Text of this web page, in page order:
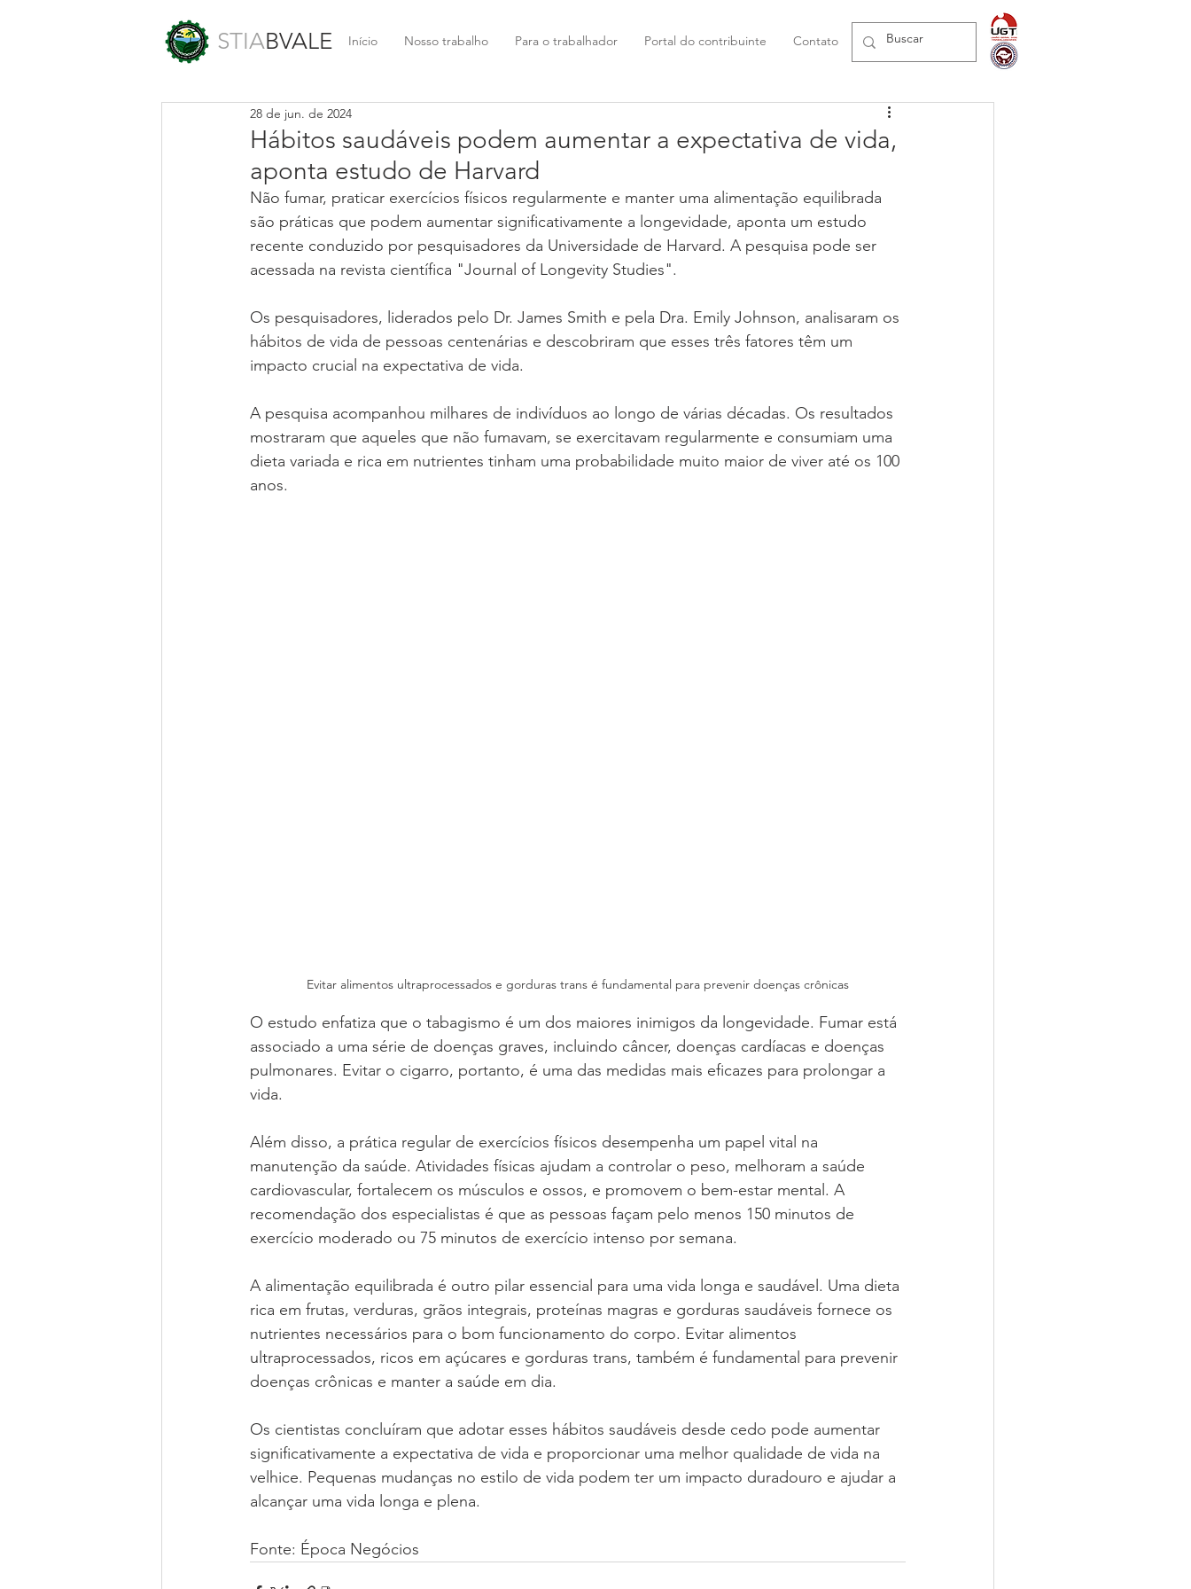
STIABVALE Início Nosso trabalho Para o trabalhador Portal do contribuinte Contato
Hábitos saudáveis podem aumentar a expectativa de vida,
aponta estudo de Harvard
28 de jun. de 2024
Não fumar, praticar exercícios físicos regularmente e manter uma alimentação equilibrada
são práticas que podem aumentar significativamente a longevidade, aponta um estudo
recente conduzido por pesquisadores da Universidade de Harvard. A pesquisa pode ser
acessada na revista científica "Journal of Longevity Studies".
Os pesquisadores, liderados pelo Dr. James Smith e pela Dra. Emily Johnson, analisaram os
hábitos de vida de pessoas centenárias e descobriram que esses três fatores têm um
impacto crucial na expectativa de vida.
A pesquisa acompanhou milhares de indivíduos ao longo de várias décadas. Os resultados
mostraram que aqueles que não fumavam, se exercitavam regularmente e consumiam uma
dieta variada e rica em nutrientes tinham uma probabilidade muito maior de viver até os 100
anos.
Evitar alimentos ultraprocessados e gorduras trans é fundamental para prevenir doenças crônicas
O estudo enfatiza que o tabagismo é um dos maiores inimigos da longevidade. Fumar está
associado a uma série de doenças graves, incluindo câncer, doenças cardíacas e doenças
pulmonares. Evitar o cigarro, portanto, é uma das medidas mais eficazes para prolongar a
vida.
Além disso, a prática regular de exercícios físicos desempenha um papel vital na
manutenção da saúde. Atividades físicas ajudam a controlar o peso, melhoram a saúde
cardiovascular, fortalecem os músculos e ossos, e promovem o bem-estar mental. A
recomendação dos especialistas é que as pessoas façam pelo menos 150 minutos de
exercício moderado ou 75 minutos de exercício intenso por semana.
A alimentação equilibrada é outro pilar essencial para uma vida longa e saudável. Uma dieta
rica em frutas, verduras, grãos integrais, proteínas magras e gorduras saudáveis fornece os
nutrientes necessários para o bom funcionamento do corpo. Evitar alimentos
ultraprocessados, ricos em açúcares e gorduras trans, também é fundamental para prevenir
doenças crônicas e manter a saúde em dia.
Os cientistas concluíram que adotar esses hábitos saudáveis desde cedo pode aumentar
significativamente a expectativa de vida e proporcionar uma melhor qualidade de vida na
velhice. Pequenas mudanças no estilo de vida podem ter um impacto duradouro e ajudar a
alcançar uma vida longa e plena.
Fonte: Época Negócios